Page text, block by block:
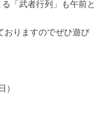
「武者行列」も午前と
おりますのでぜひ遊び
日）